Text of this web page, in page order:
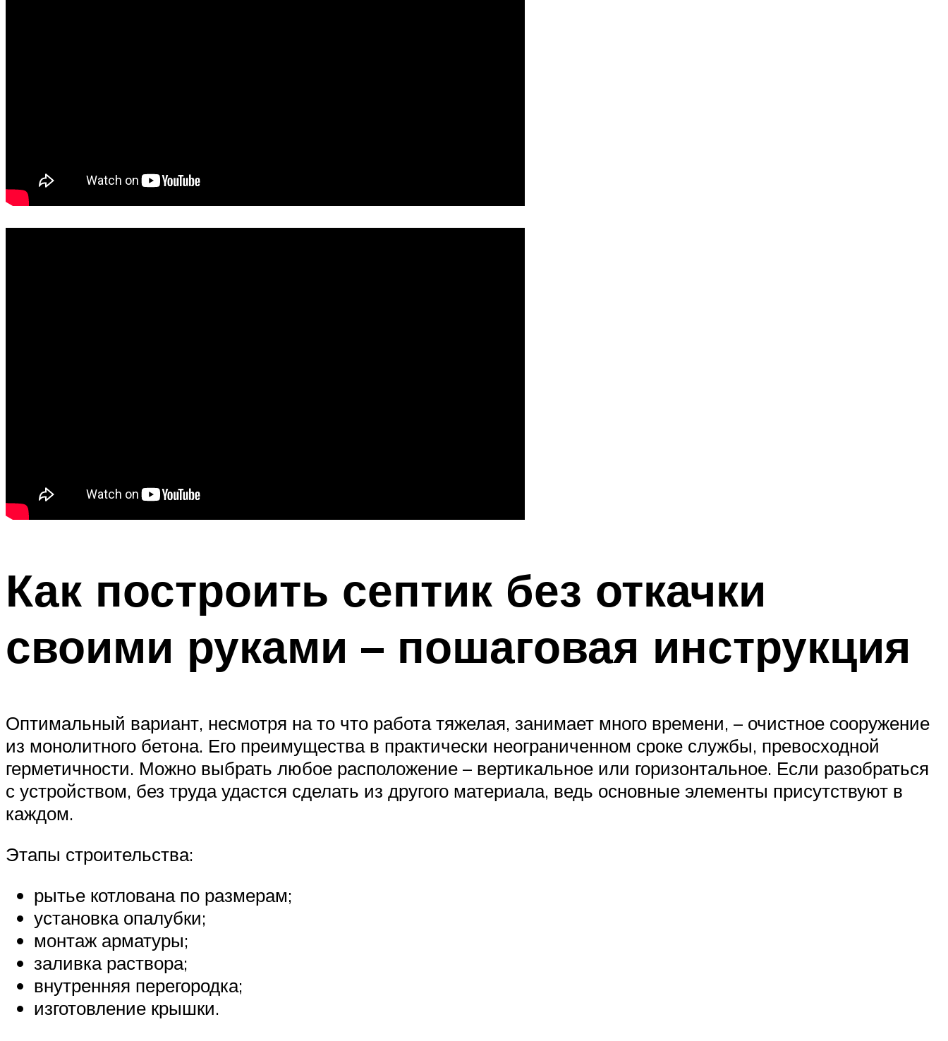
Как построить септик без откачки
своими руками – пошаговая инструкция
Оптимальный вариант, несмотря на то что работа тяжелая, занимает много времени, – очистное сооружение
из монолитного бетона. Его преимущества в практически неограниченном сроке службы, превосходной
герметичности. Можно выбрать любое расположение – вертикальное или горизонтальное. Если разобраться
с устройством, без труда удастся сделать из другого материала, ведь основные элементы присутствуют в
каждом.
Этапы строительства:
рытье котлована по размерам;
установка опалубки;
монтаж арматуры;
заливка раствора;
внутренняя перегородка;
изготовление крышки.